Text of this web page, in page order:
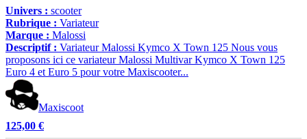
Univers : scooter
Rubrique : Variateur
Marque : Malossi
Descriptif : Variateur Malossi Kymco X Town 125 Nous vous
proposons ici ce variateur Malossi Multivar Kymco X Town 125
Euro 4 et Euro 5 pour votre Maxiscooter...
Maxiscoot
125,00 €